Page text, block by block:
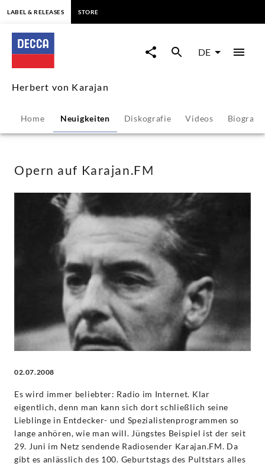
Opern
auf
Karajan.FM
Herbert
von
Karajan
Classics
LABEL & RELEASES STORE
DE
Herbert von Karajan
Home Neuigkeiten Diskografie Videos Biografie
Opern auf Karajan.FM
02.07.2008
Es wird immer beliebter: Radio im Internet. Klar
eigentlich, denn man kann sich dort schließlich seine
Lieblinge in Entdecker- und Spezialistenprogrammen so
lange anhören, wie man will. Jüngstes Beispiel ist der seit
29. Juni im Netz sendende Radiosender Karajan.FM. Da
gibt es anlässlich des 100. Geburtstags des Pultstars alles